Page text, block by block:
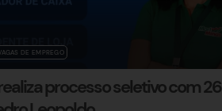
DE EMPREGO
processo seletivo com 26